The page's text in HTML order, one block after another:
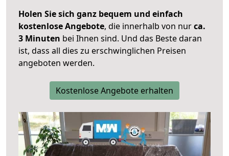
Holen Sie sich ganz bequem und einfach
kostenlose Angebote, die innerhalb von nurca.
3 Minuten bei Ihnen sind. Und das Beste daran
ist, dass all dies zu erschwinglichen Preisen
angeboten werden.
Kostenlose Angebote erhalten